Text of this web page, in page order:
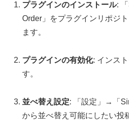
プラグインのインストール:
Order」をプラグインリポジ
ます。
プラグインの有効化: インス
す。
並べ替え設定: 「設定」→「
から並べ替え可能にしたい投